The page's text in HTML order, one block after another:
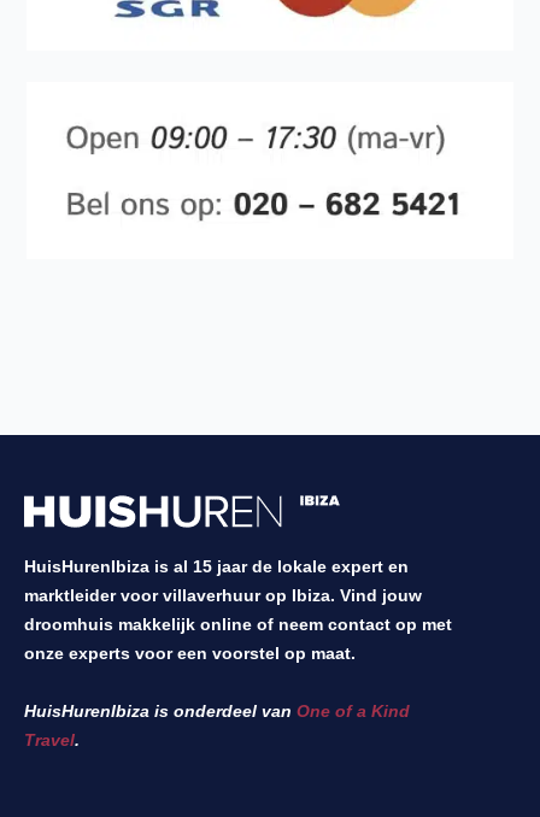
HuisHurenIbiza is al 15 jaar de lokale expert en
marktleider voor villaverhuur op Ibiza. Vind jouw
droomhuis makkelijk online of neem contact op met
onze experts voor een voorstel op maat.
HuisHurenIbiza is onderdeel van One of a Kind
Travel.